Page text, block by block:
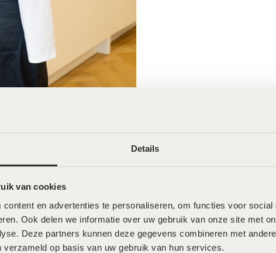
Details
van cookies
en advertenties te personaliseren, om functies voor social
Ook delen we informatie over uw gebruik van onze site met
Deze partners kunnen deze gegevens combineren met
verzameld op basis van uw gebruik van hun services.
Wat onze klanten zeggen